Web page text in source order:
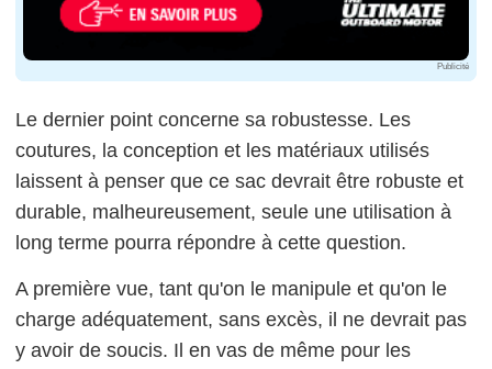
Publicité
Le dernier point concerne sa robustesse. Les
coutures, la conception et les matériaux utilisés
laissent à penser que ce sac devrait être robuste et
durable, malheureusement, seule une utilisation à
long terme pourra répondre à cette question.
A première vue, tant qu'on le manipule et qu'on le
charge adéquatement, sans excès, il ne devrait pas
y avoir de soucis. Il en vas de même pour les